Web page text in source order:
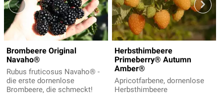
Brombeere Original
Navaho®
Rubus fruticosus Navaho® -
die erste dornenlose
Brombeere, die schmeckt!
Herbsthimbeere
Primeberry® Autumn
Amber®
Apricotfarbene, dornenlose
Herbsthimbeere